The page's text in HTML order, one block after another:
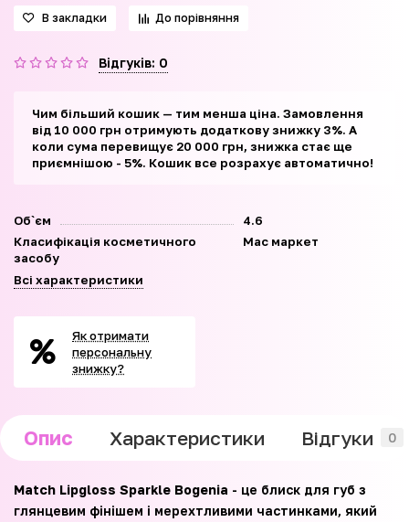
В закладки До порівняння
Відгуків: 0
Чим більший кошик — тим менша ціна. Замовлення
від 10 000 грн отримують додаткову знижку 3%. А
коли сума перевищує 20 000 грн, знижка стає ще
приємнішою - 5%. Кошик все розрахує автоматично!
Об`єм
4.6
Класифікація косметичного
засобу
Мас маркет
Всі характеристики
Як отримати
персональну
знижку?
Опис Характеристики Відгуки 0
Match Lipgloss Sparkle Bogenia - це блиск для губ з
глянцевим фінішем і мерехтливими частинками, який